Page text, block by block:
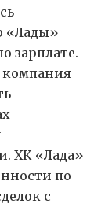
«Лады»
зарплате.
компания
ХК «Лада»
по
с